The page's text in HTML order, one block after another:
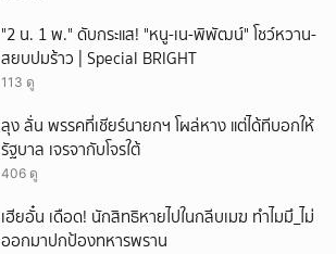
"2 น. 1 พ." ดับกระแส! "หนู-เน-พิพัฒน์" โชว์หวาน-
สยบปมร้าว | Special BRIGHT
113 ดู
ลุง ลั่น พรรคที่เชียร์นายกฯ โผล่หาง แต่ได้ทีบอกให้
รัฐบาล เจรจากับโจรใต้
406 ดู
เฮียอั๋น เดือด! นักสิทธิหายไปในกลีบเมฆ ทำไมมึ_ไม่
ออกมาปกป้องทหารพราน